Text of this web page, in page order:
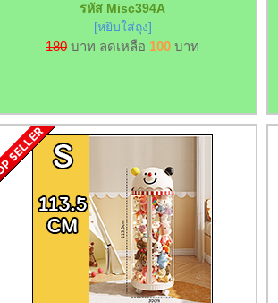
รหัส Misc394A
[หยิบใส่ถุง]
180 บาท ลดเหลือ 100 บาท